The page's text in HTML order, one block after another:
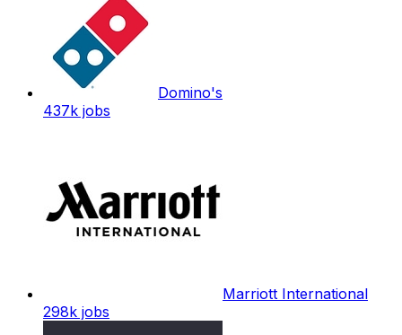
Domino's
437k jobs
Marriott International
298k jobs